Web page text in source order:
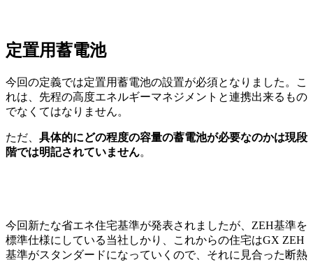
定置用蓄電池
今回の定義では定置用蓄電池の設置が必須となりました。こ
れは、先程の高度エネルギーマネジメントと連携出来るもの
でなくてはなりません。
ただ、 具体的にどの程度の容量の蓄電池が必要なのかは現段
階では明記されていません。
今回新たな省エネ住宅基準が発表されましたが、ZEH基準を
標準仕様にしている当社しかり、これからの住宅はGX ZEH
基準がスタンダードになっていくので、それに見合った断熱